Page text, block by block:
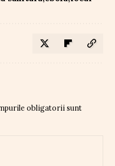
obligatorii sunt